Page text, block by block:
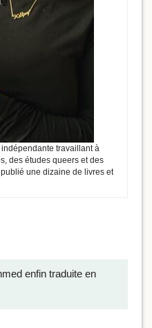
travaillant à
des études queers et des
une dizaine de livres et
enfin traduite en